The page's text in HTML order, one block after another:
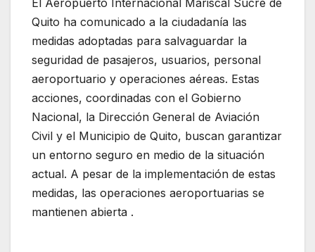
Quito ha comunicado a la ciudadanía las
medidas adoptadas para salvaguardar la
seguridad de pasajeros, usuarios, personal
aeroportuario y operaciones aéreas. Estas
acciones, coordinadas con el Gobierno
Nacional, la Dirección General de Aviación
Civil y el Municipio de Quito, buscan garantizar
un entorno seguro en medio de la situación
actual. A pesar de la implementación de estas
medidas, las operaciones aeroportuarias se
mantienen abierta .